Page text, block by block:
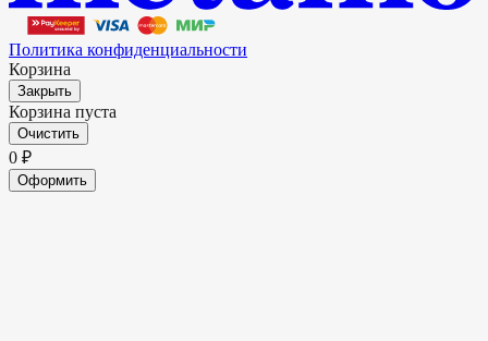
Политика конфиденциальности
Корзина
Закрыть
Корзина пуста
Очистить
0 ₽
Оформить